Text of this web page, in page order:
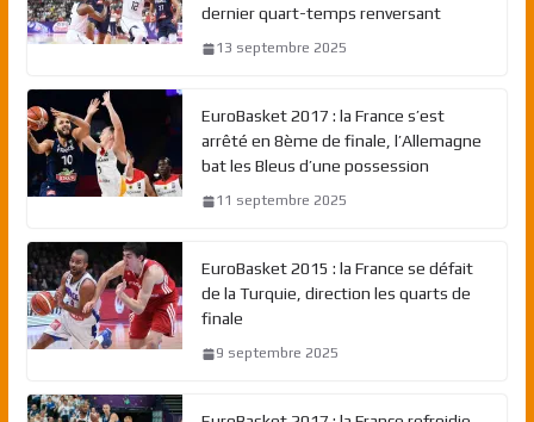
dernier quart-temps renversant
13 septembre 2025
EuroBasket 2017 : la France s’est
arrêté en 8ème de finale, l’Allemagne
bat les Bleus d’une possession
11 septembre 2025
EuroBasket 2015 : la France se défait
de la Turquie, direction les quarts de
finale
9 septembre 2025